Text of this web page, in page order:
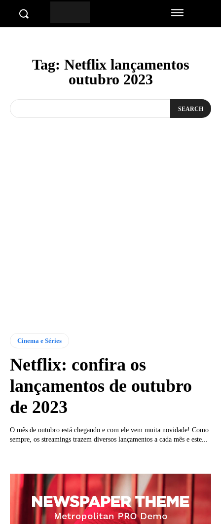
Tag: Netflix lançamentos
outubro 2023
SEARCH
Cinema e Séries
Netflix: confira os
lançamentos de outubro
de 2023
O mês de outubro está chegando e com ele vem muita novidade! Como
sempre, os streamings trazem diversos lançamentos a cada mês e este...